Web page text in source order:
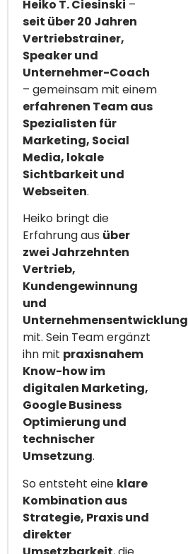
Heiko T. Ciesinski –
seit über 20 Jahren
Vertriebstrainer,
Speaker und
Unternehmer-Coach
– gemeinsam mit einem
erfahrenen Team aus
Spezialisten für
Marketing, Social
Media, lokale
Sichtbarkeit und
Webseiten.
Heiko bringt die
Erfahrung aus über
zwei Jahrzehnten
Vertrieb,
Kundengewinnung
und
Unternehmensentwicklung
mit. Sein Team ergänzt
ihn mit praxisnahem
Know-how im
digitalen Marketing,
Google Business
Optimierung und
technischer
Umsetzung.
So entsteht eine klare
Kombination aus
Strategie, Praxis und
direkter